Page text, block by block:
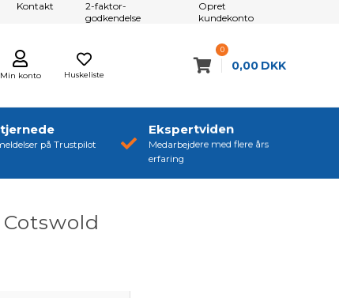
Kontakt
2-faktor-
godkendelse
Opret
kundekonto
Huskeliste
Min konto
0
0,00 DKK
på Trustpilot
Ekspertviden
Medarbejdere med flere års
erfaring